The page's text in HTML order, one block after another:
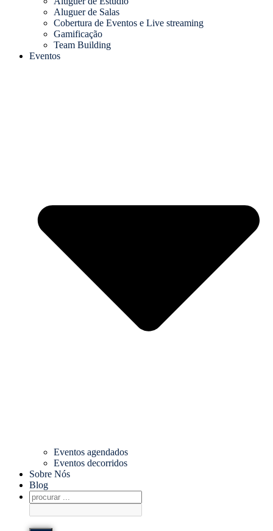
Aluguer de Salas
Cobertura de Eventos e Live streaming
Gamificação
Team Building
Eventos
Eventos agendados
Eventos decorridos
Sobre Nós
Blog